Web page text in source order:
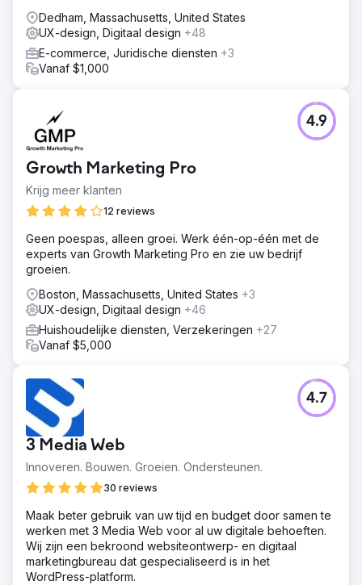
Dedham, Massachusetts, United States
UX-design, Digitaal design +48
E-commerce, Juridische diensten +3
Vanaf $1,000
Growth Marketing Pro
Krijg meer klanten
12 reviews
4.9
Geen poespas, alleen groei. Werk één-op-één met de
experts van Growth Marketing Pro en zie uw bedrijf
groeien.
Boston, Massachusetts, United States +3
UX-design, Digitaal design +46
Huishoudelijke diensten, Verzekeringen +27
Vanaf $5,000
3 Media Web
Innoveren. Bouwen. Groeien. Ondersteunen.
30 reviews
4.7
Maak beter gebruik van uw tijd en budget door samen te
werken met 3 Media Web voor al uw digitale behoeften.
Wij zijn een bekroond websiteontwerp- en digitaal
marketingbureau dat gespecialiseerd is in het
WordPress-platform.